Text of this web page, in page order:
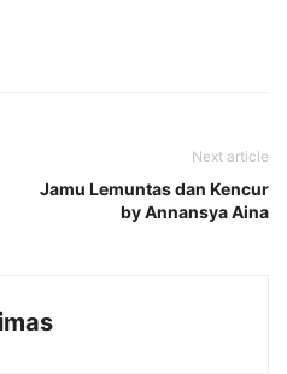
Next article
Jamu Lemuntas dan Kencur
by Annansya Aina